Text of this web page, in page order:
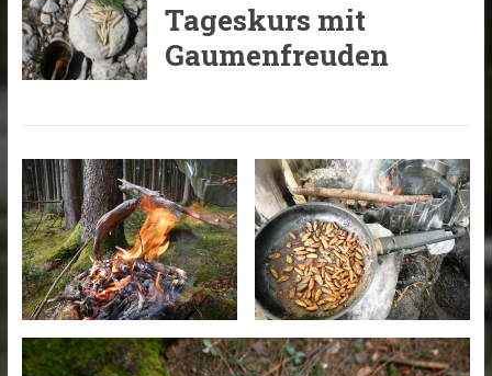
Tageskurs mit
Gaumenfreuden